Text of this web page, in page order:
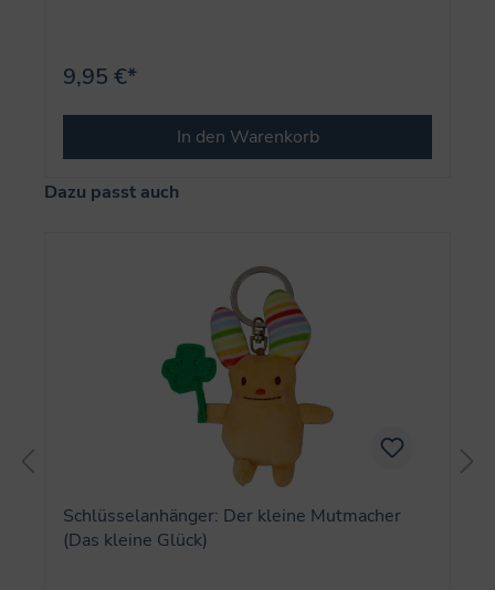
9,95 €*
In den Warenkorb
Produktgalerie überspringen
Dazu passt auch
Schlüsselanhänger: Der kleine Mutmacher
(Das kleine Glück)